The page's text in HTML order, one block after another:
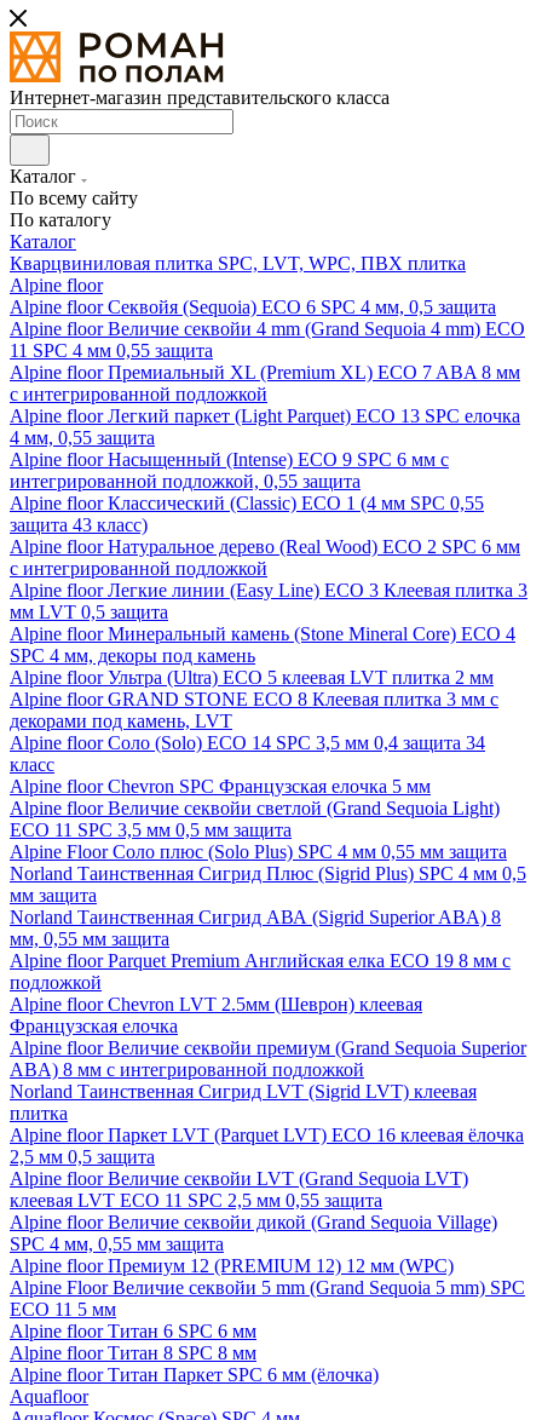
Интернет-магазин представительского класса
Каталог
По всему сайту
По каталогу
Каталог
Кварцвиниловая плитка SPC, LVT, WPC, ПВХ плитка
Alpine floor
Alpine floor Секвойя (Sequoia) ECO 6 SPC 4 мм, 0,5 защита
Alpine floor Величие секвойи 4 mm (Grand Sequoia 4 mm) ECO
11 SPC 4 мм 0,55 защита
Alpine floor Премиальный XL (Premium XL) ECO 7 ABA 8 мм
с интегрированной подложкой
Alpine floor Легкий паркет (Light Parquet) ECO 13 SPC елочка
4 мм, 0,55 защита
Alpine floor Насыщенный (Intense) ECO 9 SPC 6 мм с
интегрированной подложкой, 0,55 защита
Alpine floor Классический (Classic) ECO 1 (4 мм SPC 0,55
защита 43 класс)
Alpine floor Натуральное дерево (Real Wood) ECO 2 SPC 6 мм
с интегрированной подложкой
Alpine floor Легкие линии (Easy Line) ECO 3 Клеевая плитка 3
мм LVT 0,5 защита
Alpine floor Минеральный камень (Stone Mineral Core) ECO 4
SPC 4 мм, декоры под камень
Alpine floor Ультра (Ultra) ECO 5 клеевая LVT плитка 2 мм
Alpine floor GRAND STONE ECO 8 Клеевая плитка 3 мм с
декорами под камень, LVT
Alpine floor Соло (Solo) ECO 14 SPC 3,5 мм 0,4 защита 34
класс
Alpine floor Chevron SPC Французская елочка 5 мм
Alpine floor Величие секвойи светлой (Grand Sequoia Light)
ECO 11 SPC 3,5 мм 0,5 мм защита
Alpine Floor Соло плюс (Solo Plus) SPC 4 мм 0,55 мм защита
Norland Таинственная Сигрид Плюс (Sigrid Plus) SPC 4 мм 0,5
мм защита
Norland Таинственная Сигрид АВА (Sigrid Superior ABA) 8
мм, 0,55 мм защита
Alpine floor Parquet Premium Английская елка ECO 19 8 мм с
подложкой
Alpine floor Chevron LVT 2.5мм (Шеврон) клеевая
Французская елочка
Alpine floor Величие секвойи премиум (Grand Sequoia Superior
ABA) 8 мм с интегрированной подложкой
Norland Таинственная Сигрид LVT (Sigrid LVT) клеевая
плитка
Alpine floor Паркет LVT (Parquet LVT) ECO 16 клеевая ёлочка
2,5 мм 0,5 защита
Alpine floor Величие секвойи LVT (Grand Sequoia LVT)
клеевая LVT ECO 11 SPC 2,5 мм 0,55 защита
Alpine floor Величие секвойи дикой (Grand Sequoia Village)
SPC 4 мм, 0,55 мм защита
Alpine floor Премиум 12 (PREMIUM 12) 12 мм (WPC)
Alpine Floor Величие секвойи 5 mm (Grand Sequoia 5 mm) SPC
ECO 11 5 мм
Alpine floor Титан 6 SPC 6 мм
Alpine floor Титан 8 SPC 8 мм
Alpine floor Титан Паркет SPC 6 мм (ёлочка)
Aquafloor